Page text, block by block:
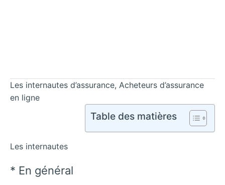
Les internautes d’assurance, Acheteurs d’assurance
en ligne
Table des matières
Les internautes
* En général